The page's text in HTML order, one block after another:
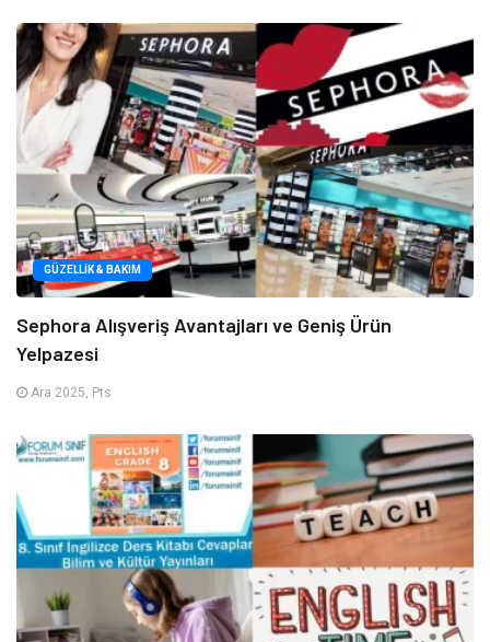
GÜZELLIK & BAKIM
Sephora Alışveriş Avantajları ve Geniş Ürün
Yelpazesi
Ara 2025, Pts